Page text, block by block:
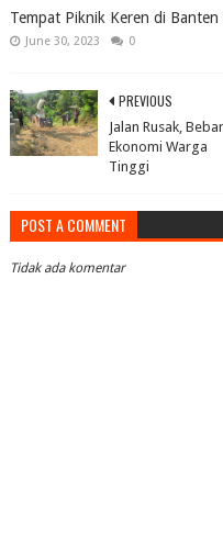
Tempat Piknik Keren di
June 30, 2023 0
PREVIOUS
Jalan Rusak,
Ekonomi Warga
Tinggi
POST A COMMENT
Tidak ada komentar